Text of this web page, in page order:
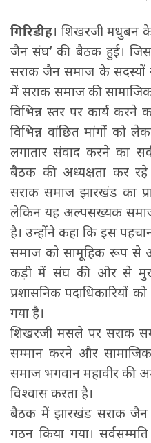
गिरिडीह। शिखरजी मधुबन
जैन संघ’ की बैठक हुई।
सराक जैन समाज के सदस्यों
में सराक समाज की
विभिन्न स्तर पर कार्य करने
विभिन्न वांछित मांगों को
लगातार संवाद करने का
बैठक की अध्यक्षता कर
सराक समाज झारखंड का
लेकिन यह अल्पसख्यक समाज
है। उन्होंने कहा कि इस
समाज को सामूहिक रूप से
कड़ी में संघ की ओर से
प्रशासनिक पदाधिकारियों
गया है।
शिखरजी मसले पर सराक
सम्मान करने और
समाज भगवान महावीर की
विश्वास करता है।
बैठक में झारखंड सराक जैन
गठन किया गया।